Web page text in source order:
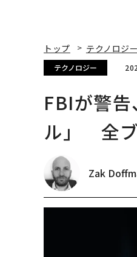
トップ テクノロジー
テクノロジー
FBIが警
ル」 全
Zak